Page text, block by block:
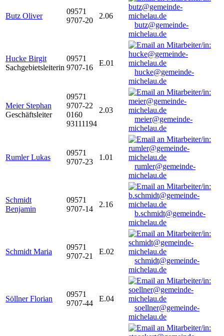
Butz Oliver
09571
9707-20
2.06
butz@gemeinde-
michelau.de
Hucke Birgit
Sachgebietsleiterin
09571
9707-16
E.01
hucke@gemeinde-
michelau.de
Meier Stephan
Geschäftsleiter
09571
9707-22
0160
93111194
2.03
meier@gemeinde-
michelau.de
Rumler Lukas
09571
9707-23
1.01
rumler@gemeinde-
michelau.de
Schmidt
Benjamin
09571
9707-14
2.16
b.schmidt@gemeinde-
michelau.de
Schmidt Maria
09571
9707-21
E.02
schmidt@gemeinde-
michelau.de
Söllner Florian
09571
9707-44
E.04
soellner@gemeinde-
michelau.de